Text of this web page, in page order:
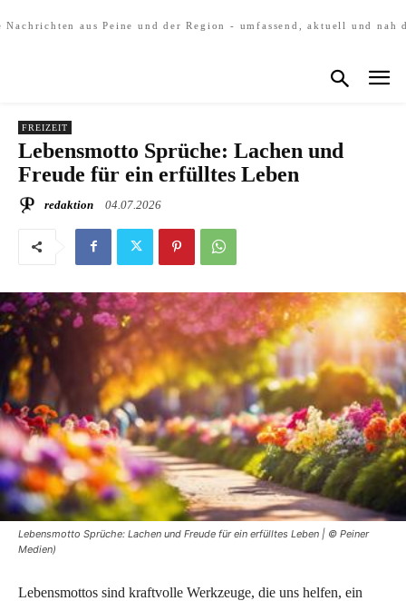
Nachrichten aus Peine und der Region - umfassend, aktuell und nah
FREIZEIT
Lebensmotto Sprüche: Lachen und
Freude für ein erfülltes Leben
redaktion 04.07.2026
Lebensmotto Sprüche: Lachen und Freude für ein erfülltes Leben | © Peiner
Medien)
Lebensmottos sind kraftvolle Werkzeuge, die uns helfen, ein